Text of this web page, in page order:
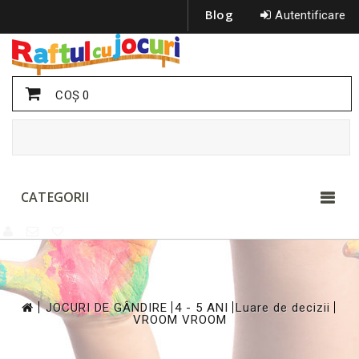
Autentificare
Blog
COŞ0
CATEGORII
>
JOCURI DE GÂNDIRE 4 - 5 ANI
>
Luare de decizii
VROOM VROOM